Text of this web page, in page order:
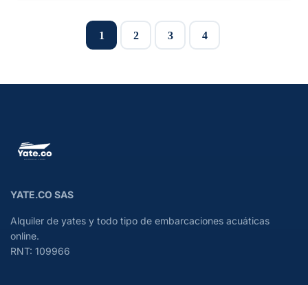
1 2 3 4
YATE.CO SAS
Alquiler de yates y todo tipo de embarcaciones acuáticas
online.
RNT: 109966